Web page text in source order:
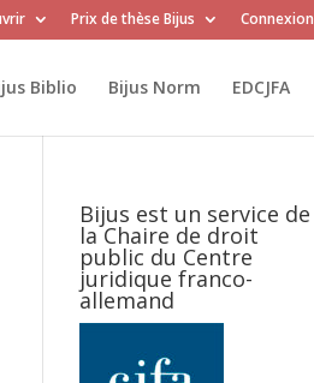
Prix de thèse Bijus Connexion
Biblio Bijus Norm EDCJFA
Bijus est un service de
la Chaire de droit
public du Centre
juridique franco-
allemand